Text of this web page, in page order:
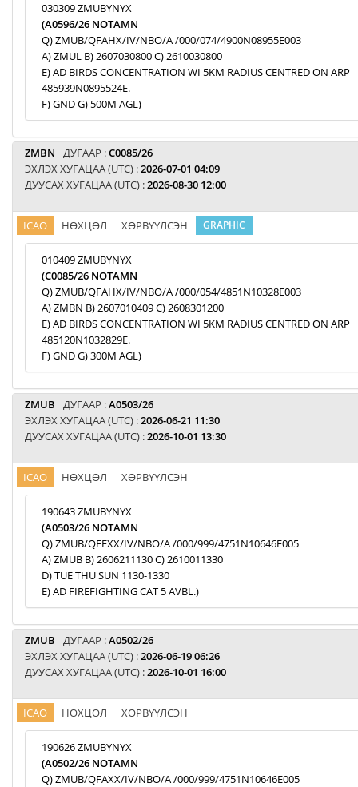
030309 ZMUBYNYX
(A0596/26 NOTAMN
Q) ZMUB/QFAHX/IV/NBO/A /000/074/4900N08955E003
A) ZMUL B) 2607030800 C) 2610030800
E) AD BIRDS CONCENTRATION WI 5KM RADIUS CENTRED ON ARP
485939N0895524E.
F) GND G) 500M AGL)
ZMBN ДУГААР :C0085/26
ЭХЛЭХ ХУГАЦАА (UTC) :2026-07-01 04:09
ДУУСАХ ХУГАЦАА (UTC) :2026-08-30 12:00
ICAO НӨХЦӨЛ ХӨРВҮҮЛСЭН GRAPHIC
010409 ZMUBYNYX
(C0085/26 NOTAMN
Q) ZMUB/QFAHX/IV/NBO/A /000/054/4851N10328E003
A) ZMBN B) 2607010409 C) 2608301200
E) AD BIRDS CONCENTRATION WI 5KM RADIUS CENTRED ON ARP
485120N1032829E.
F) GND G) 300M AGL)
ZMUB ДУГААР :A0503/26
ЭХЛЭХ ХУГАЦАА (UTC) :2026-06-21 11:30
ДУУСАХ ХУГАЦАА (UTC) :2026-10-01 13:30
ICAO НӨХЦӨЛ ХӨРВҮҮЛСЭН
190643 ZMUBYNYX
(A0503/26 NOTAMN
Q) ZMUB/QFFXX/IV/NBO/A /000/999/4751N10646E005
A) ZMUB B) 2606211130 C) 2610011330
D) TUE THU SUN 1130-1330
E) AD FIREFIGHTING CAT 5 AVBL.)
ZMUB ДУГААР :A0502/26
ЭХЛЭХ ХУГАЦАА (UTC) :2026-06-19 06:26
ДУУСАХ ХУГАЦАА (UTC) :2026-10-01 16:00
ICAO НӨХЦӨЛ ХӨРВҮҮЛСЭН
190626 ZMUBYNYX
(A0502/26 NOTAMN
Q) ZMUB/QFAXX/IV/NBO/A /000/999/4751N10646E005